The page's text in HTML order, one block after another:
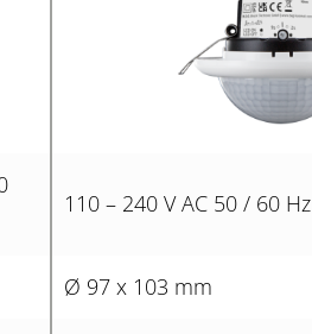
110 – 240 V AC 50 / 60 Hz
Ø 97 x 103 mm